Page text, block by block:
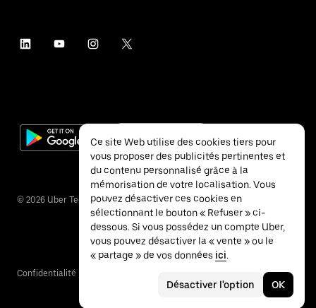
© 2026 Uber Technologies Inc.
Confidentialité
Ce site Web utilise des cookies tiers pour
vous proposer des publicités pertinentes et
du contenu personnalisé grâce à la
mémorisation de votre localisation. Vous
pouvez désactiver ces cookies en
sélectionnant le bouton « Refuser » ci-
dessous. Si vous possédez un compte Uber,
vous pouvez désactiver la « vente » ou le
« partage » de vos données ici.
Désactiver l'option OK